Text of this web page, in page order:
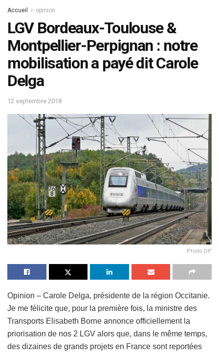
Accueil opinion
LGV Bordeaux-Toulouse &
Montpellier-Perpignan : notre
mobilisation a payé dit Carole
Delga
12 septembre 2018
Photo DP
Opinion – Carole Delga, présidente de la région Occitanie.
Je me félicite que, pour la première fois, la ministre des
Transports Elisabeth Borne annonce officiellement la
priorisation de nos 2 LGV alors que, dans le même temps,
des dizaines de grands projets en France sont reportées